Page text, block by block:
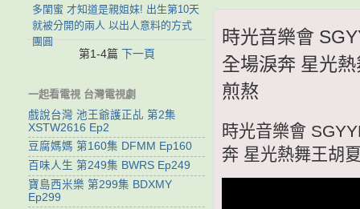
時光音樂會
全場淚奔 星光
煎熬
時光音樂會
奔 星光熱舞王胡
多閨蜜 才知道是親姐妹! 出生第10天
就被分開的兩人 以出人意料的方式
團圓
第1-4篇 下一頁
一起看電視 台灣電視劇
戲說台灣 池王爺護正乩 第2集
XSTW2616 Ep2
豆腐媽媽 第160集 DFMM Ep160
百味人生 第249集 BWRS Ep249
寶島西米樂 第299集 BDXMY
Ep299